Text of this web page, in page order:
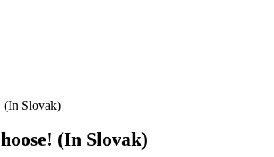
(In Slovak)
(In Slovak)